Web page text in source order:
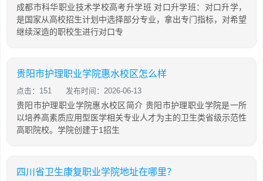
成都市科华职业技术学校高考升学班 对口升学班：对口升学，
是国家从高校招生计划中选择部分专业，拿出专门指标，对希望
继续深造的职校生进行对口专
贵阳市护理职业学院惠水校区怎么样
点击：151 发布时间：2026-06-13
贵阳市护理职业学院惠水校区简介 贵阳市护理职业学院是一所
以培养高素质应用型医学相关专业人才为主的卫生类省级示范性
高职院校。学院创建于1招生
四川省卫生康复职业学院地址在哪里？